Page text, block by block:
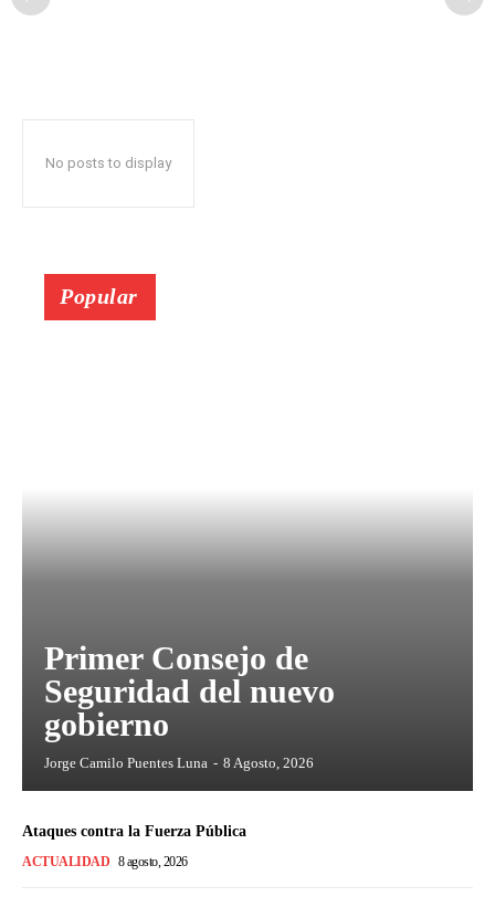
No posts to display
Popular
Primer Consejo de
Seguridad del nuevo
gobierno
Jorge Camilo Puentes Luna - 8 Agosto, 2026
Ataques contra la Fuerza Pública
ACTUALIDAD 8 agosto, 2026